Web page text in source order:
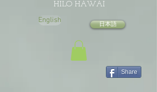
English
日本語
Share
HILO HAWAI